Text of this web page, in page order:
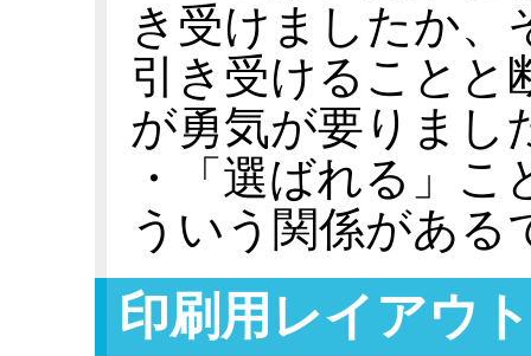
き受けましたか、
引き受けることと
が勇気が要りまし
・「選ばれる」
ういう関係がある
印刷用レイアウト